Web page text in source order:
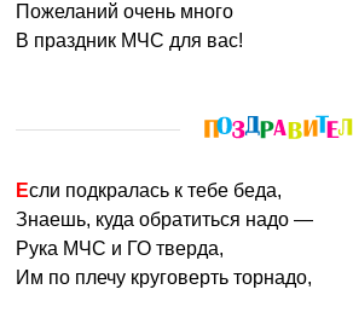
Пожеланий очень много
В праздник МЧС для вас!
Если подкралась к тебе беда,
Знаешь, куда обратиться надо —
Рука МЧС и ГО тверда,
Им по плечу круговерть торнадо,